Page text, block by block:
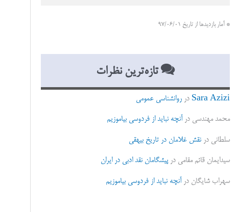
* آمار بازدیدها از تاریخ 97/06/01
تازه‌ترین نظرات
Sara Azizi در روانشناسی عمومی
محمد مهندسی در آنچه نباید از فردوسی بیاموزیم
سلطانی در نقش غلامان در تاریخ بیهقی
سیدایمان قائم مقامی درپیشگامان نقد ادبی در ایران
سهراب شایگان در آنچه نباید از فردوسی بیاموزیم